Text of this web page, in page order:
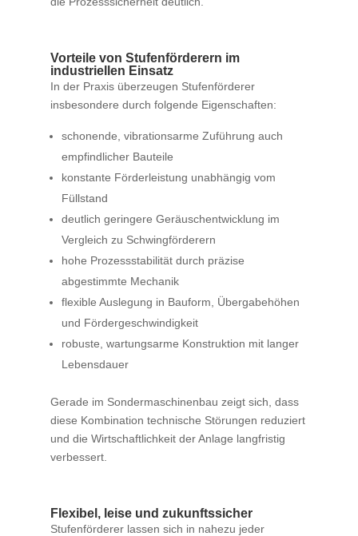
Vorteile von Stufenförderern im
industriellen Einsatz
In der Praxis überzeugen Stufenförderer
insbesondere durch folgende Eigenschaften:
schonende, vibrationsarme Zuführung auch
empfindlicher Bauteile
konstante Förderleistung unabhängig vom
Füllstand
deutlich geringere Geräuschentwicklung im
Vergleich zu Schwingförderern
hohe Prozessstabilität durch präzise
abgestimmte Mechanik
flexible Auslegung in Bauform, Übergabehöhen
und Fördergeschwindigkeit
robuste, wartungsarme Konstruktion mit langer
Lebensdauer
Gerade im Sondermaschinenbau zeigt sich, dass
diese Kombination technische Störungen reduziert
und die Wirtschaftlichkeit der Anlage langfristig
verbessert.
Flexibel, leise und zukunftssicher
Stufenförderer lassen sich in nahezu jeder